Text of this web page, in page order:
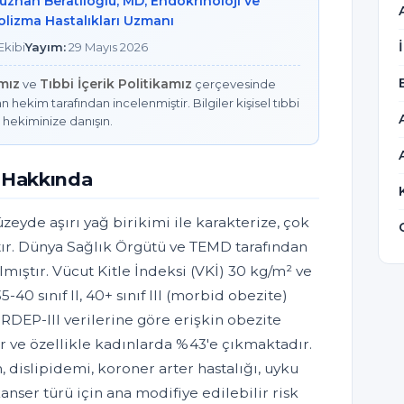
Hastalıkları Uzmanı
Yayım:29 Mayıs 2026
ve Tıbbi İçerik Politikamız çerçevesinde
hekim tarafından incelenmiştir. Bilgiler kişisel tıbbi
danışın.
aşırı yağ birikimi ile karakterize, çok
Dünya Sağlık Örgütü ve TEMD tarafından
Vücut Kitle İndeksi (VKİ) 30 kg/m² ve
sınıf II, 40+ sınıf III (morbid obezite)
III verilerine göre erişkin obezite
ve özellikle kadınlarda %43'e çıkmaktadır.
dislipidemi, koroner arter hastalığı, uyku
türü için ana modifiye edilebilir risk